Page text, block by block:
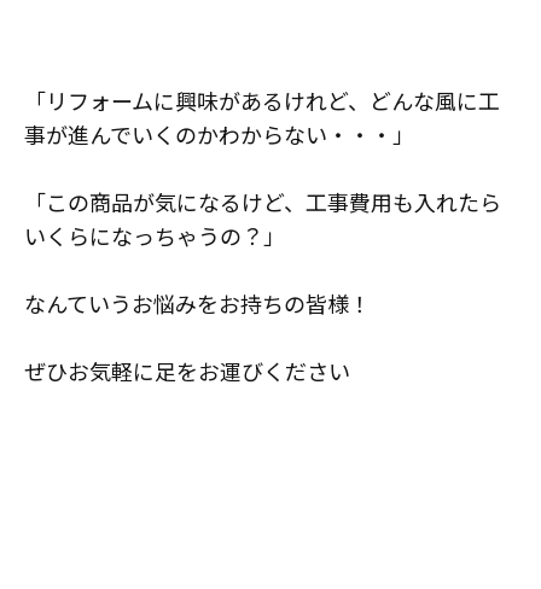
「リフォームに興味があるけれど、どんな風に工
事が進んでいくのかわからない・・・」
「この商品が気になるけど、工事費用も入れたら
いくらになっちゃうの？」
なんていうお悩みをお持ちの皆様！
ぜひお気軽に足をお運びください